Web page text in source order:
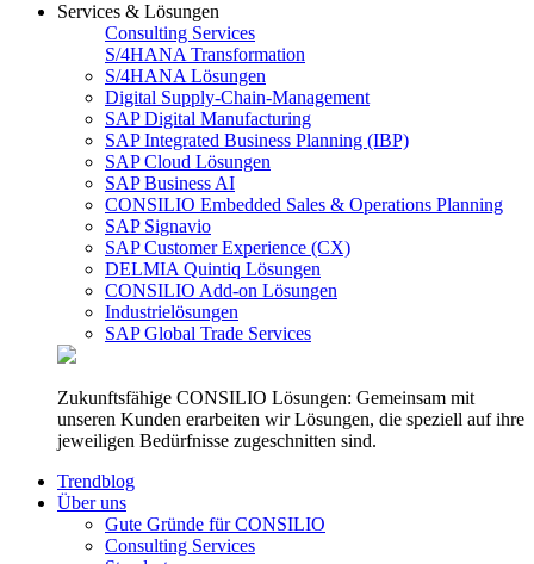
Services & Lösungen
Consulting Services
S/4HANA Transformation
S/4HANA Lösungen
Digital Supply-Chain-Management
SAP Digital Manufacturing
SAP Integrated Business Planning (IBP)
SAP Cloud Lösungen
SAP Business AI
CONSILIO Embedded Sales & Operations Planning
SAP Signavio
SAP Customer Experience (CX)
DELMIA Quintiq Lösungen
CONSILIO Add-on Lösungen
Industrielösungen
SAP Global Trade Services
Zukunftsfähige CONSILIO Lösungen: Gemeinsam mit
unseren Kunden erarbeiten wir Lösungen, die speziell auf ihre
jeweiligen Bedürfnisse zugeschnitten sind.
Trendblog
Über uns
Gute Gründe für CONSILIO
Consulting Services